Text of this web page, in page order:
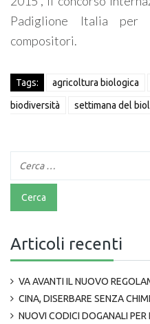
Padiglione Italia
compositori.
Tags: agricoltura biologica
biodiversità settimana del
Articoli recenti
VA AVANTI IL NUOVO
CINA, DISERBARE SENZA
NUOVI CODICI DOGANALI PER